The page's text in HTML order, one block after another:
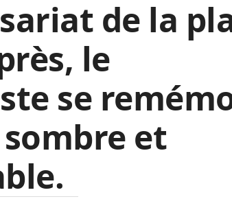
de la
le
se
et